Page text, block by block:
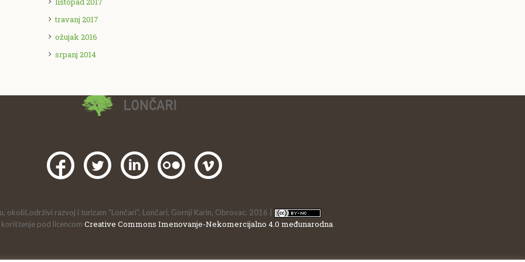
travanj 2017
ožujak 2016
srpanj 2014
okoliš,održivi razvoj i turizam "Lončari", Lončari, Gornji Karin, Obrovac. 2016 |
pod licencom Creative Commons Imenovanje-Nekomercijalno 4.0 međunarodna.